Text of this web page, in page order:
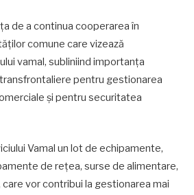
de a continua cooperarea în
comune care vizează
vamal, subliniind importanţa
pentru gestionarea
şi pentru securitatea
Vamal un lot de echipamente,
de reţea, surse de alimentare,
vor contribui la gestionarea mai